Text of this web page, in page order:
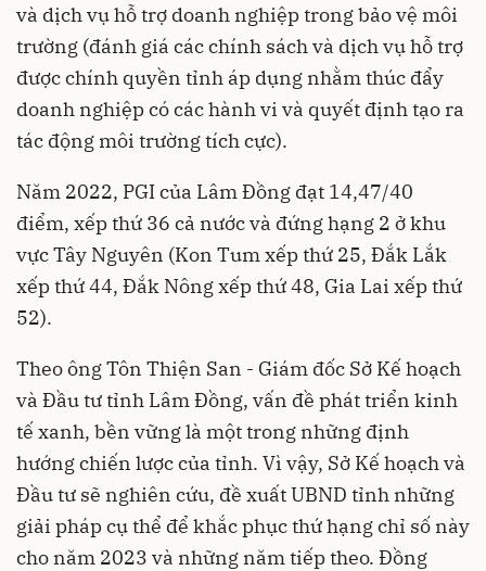
và dịch vụ hỗ trợ doanh nghiệp trong bảo vệ môi
trường (đánh giá các chính sách và dịch vụ hỗ trợ
được chính quyền tỉnh áp dụng nhằm thúc đẩy
doanh nghiệp có các hành vi và quyết định tạo ra
tác động môi trường tích cực).
Năm 2022, PGI của Lâm Đồng đạt 14,47/40
điểm, xếp thứ 36 cả nước và đứng hạng 2 ở khu
vực Tây Nguyên (Kon Tum xếp thứ 25, Đắk Lắk
xếp thứ 44, Đắk Nông xếp thứ 48, Gia Lai xếp thứ
52).
Theo ông Tôn Thiện San - Giám đốc Sở Kế hoạch
và Đầu tư tỉnh Lâm Đồng, vấn đề phát triển kinh
tế xanh, bền vững là một trong những định
hướng chiến lược của tỉnh. Vì vậy, Sở Kế hoạch và
Đầu tư sẽ nghiên cứu, đề xuất UBND tỉnh những
giải pháp cụ thể để khắc phục thứ hạng chỉ số này
cho năm 2023 và những năm tiếp theo. Đồng